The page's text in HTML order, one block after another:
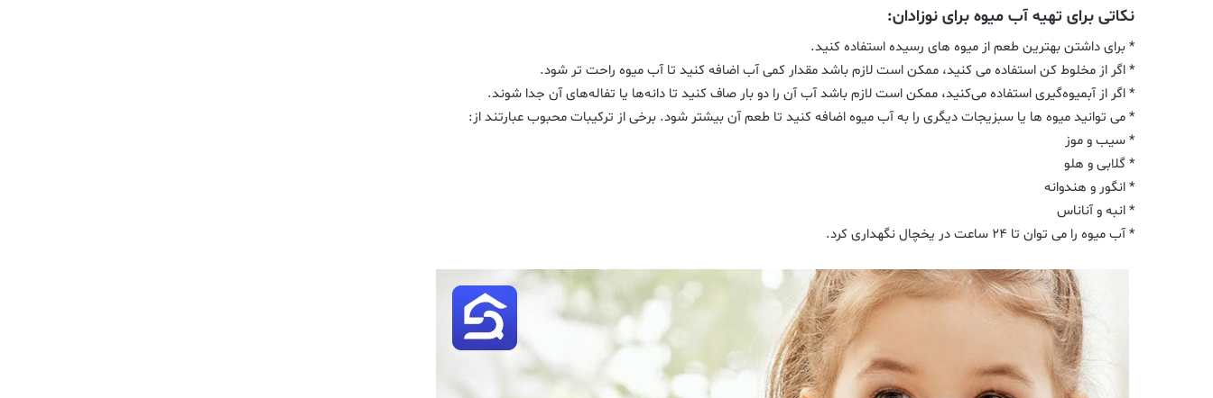
نکاتی برای تهیه آب میوه برای نوزادان:
* برای داشتن بهترین طعم از میوه های رسیده استفاده کنید.
* اگر از مخلوط کن استفاده می کنید، ممکن است لازم باشد مقدار کمی آب اضافه کنید تا آب میوه راحت تر شود.
* اگر از آبمیوه‌گیری استفاده می‌کنید، ممکن است لازم باشد آب آن را دو بار صاف کنید تا دانه‌ها یا تفاله‌های آن جدا شوند.
* می توانید میوه ها یا سبزیجات دیگری را به آب میوه اضافه کنید تا طعم آن بیشتر شود. برخی از ترکیبات محبوب عبارتند از:
* سیب و موز
* گلابی و هلو
* انگور و هندوانه
* انبه و آناناس
* آب میوه را می توان تا ۲۴ ساعت در یخچال نگهداری کرد.